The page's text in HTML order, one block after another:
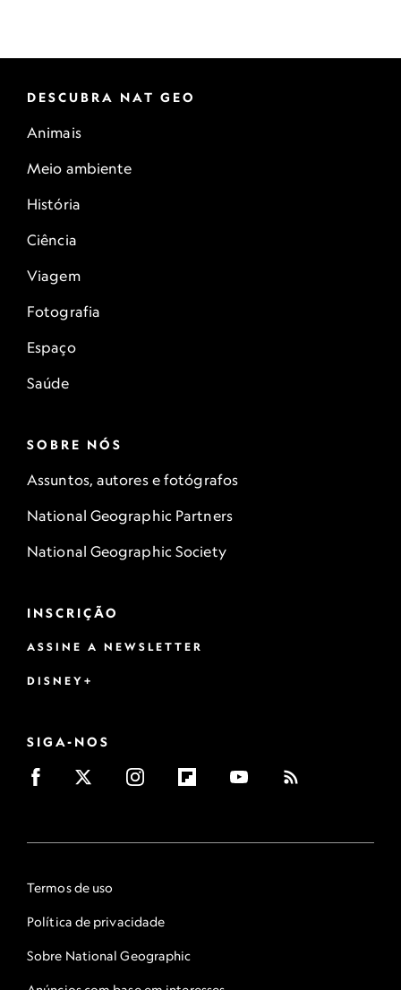
DESCUBRA NAT GEO
Animais
Meio ambiente
História
Ciência
Viagem
Fotografia
Espaço
Saúde
SOBRE NÓS
Assuntos, autores e fotógrafos
National Geographic Partners
National Geographic Society
INSCRIÇÃO
ASSINE A NEWSLETTER
DISNEY+
SIGA-NOS
Termos de uso
Política de privacidade
Sobre National Geographic